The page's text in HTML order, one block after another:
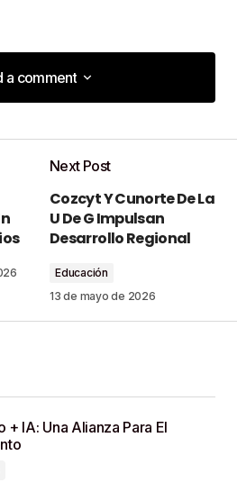
a comment
a comment
obligatorios están
Next Post
Cozcyt Y Cunorte De La
U De G Impulsan
Desarrollo Regional
Educación
13 de mayo de 2026
+ IA: Una Alianza Para El